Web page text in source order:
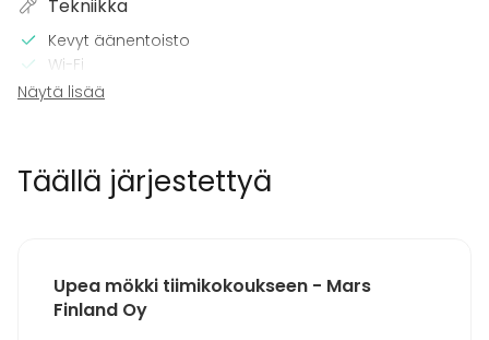
Tekniikka
Kevyt äänentoisto
Wi-Fi
TV
Terassi
Sauna
Kalusto
Palju / poreallas
Näytä lisää
Täällä järjestettyä
Upea mökki tiimikokoukseen - Mars
Finland Oy